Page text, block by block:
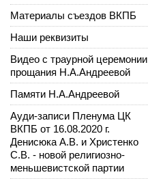
Материалы съездов ВКПБ
Наши реквизиты
Видео с траурной церемонии
прощания Н.А.Андреевой
Памяти Н.А.Андреевой
Ауди-записи Пленума ЦК
ВКПБ от 16.08.2020 г.
Денисюка А.В. и Христенко
С.В. - новой религиозно-
меньшевистской партии